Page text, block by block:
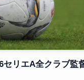
セリエA全クラブ監